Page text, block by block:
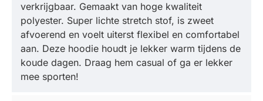
verkrijgbaar. Gemaakt van hoge kwaliteit
polyester. Super lichte stretch stof, is zweet
afvoerend en voelt uiterst flexibel en comfortabel
aan. Deze hoodie houdt je lekker warm tijdens de
koude dagen. Draag hem casual of ga er lekker
mee sporten!